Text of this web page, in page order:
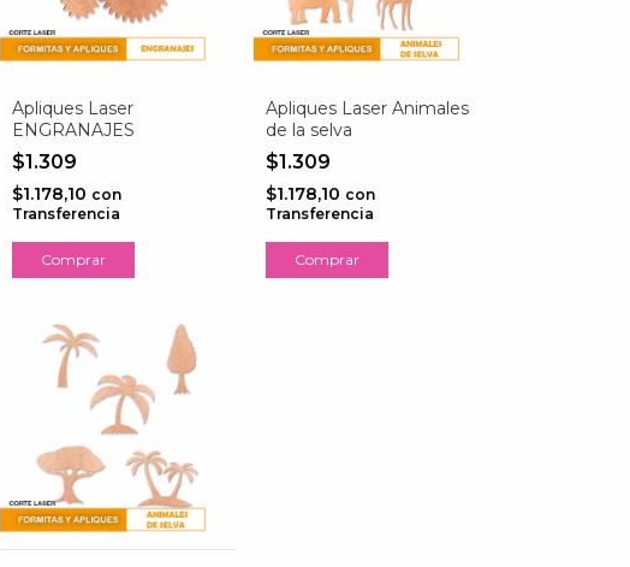
Apliques Laser
ENGRANAJES
$1.309
$1.178,10 con
Transferencia
Apliques Laser Animales
de la selva
$1.309
$1.178,10 con
Transferencia